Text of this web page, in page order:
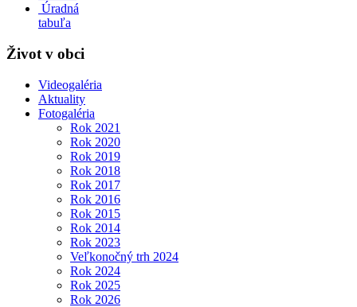
Úradná
tabuľa
Život v obci
Videogaléria
Aktuality
Fotogaléria
Rok 2021
Rok 2020
Rok 2019
Rok 2018
Rok 2017
Rok 2016
Rok 2015
Rok 2014
Rok 2023
Veľkonočný trh 2024
Rok 2024
Rok 2025
Rok 2026